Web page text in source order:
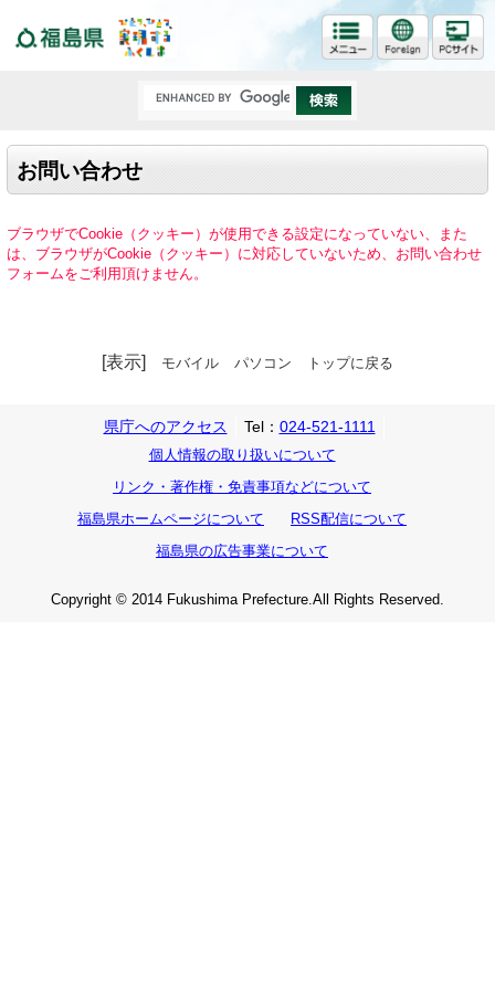
お問い合わせ
ブラウザでCookie（クッキー）が使用できる設定になっていない、また
は、ブラウザがCookie（クッキー）に対応していないため、お問い合わせ
フォームをご利用頂けません。
[表示] モバイル パソコン トップに戻る
県庁へのアクセス Tel： 024-521-1111
個人情報の取り扱いについて
リンク・著作権・免責事項などについて
福島県ホームページについて
RSS配信について
福島県の広告事業について
Copyright © 2014 Fukushima Prefecture.All Rights Reserved.